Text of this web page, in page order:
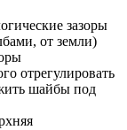
зазоры
от земли)
отрегулировать
шайбы под